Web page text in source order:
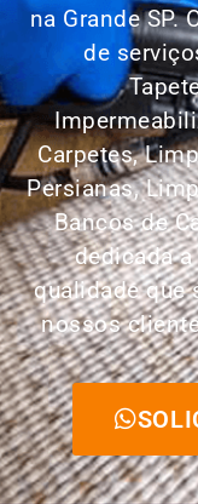
na Grande SP.
de
Carpetes,
Persianas,
Bancos de
dedicada
qualidade que
nossos